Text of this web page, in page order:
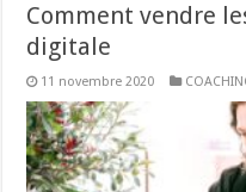
Comment vendre
digitale
11 novembre 2020